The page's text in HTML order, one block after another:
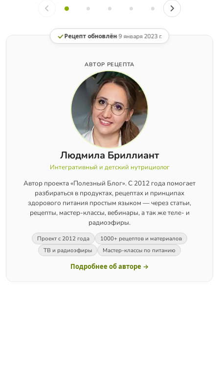
Рецепт обновлён·9 января 2023 г.
АВТОР РЕЦЕПТА
Людмила Бриллиант
Интегративный и детский нутрициолог
Автор проекта «Полезный Блог». С 2012 года помогает
разбираться в продуктах, рецептах и принципах
здорового питания простым языком — через статьи,
рецепты, мастер-классы, вебинары, а так же теле- и
радиоэфиры.
Проект с 2012 года
1000+ рецептов и материалов
ТВ и радиоэфиры
Мастер-классы по питанию
Подробнее об авторе →